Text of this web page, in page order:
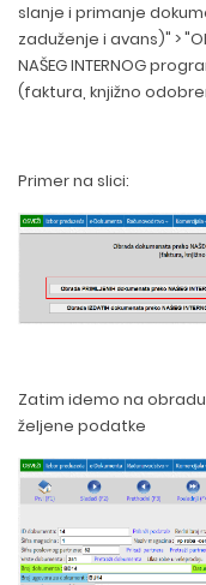
slanje i primanje
zaduženje i avans)" >
NAŠEG INTERNOG
(faktura, knjižno
Primer na slici:
Zatim idemo na
željene podatke